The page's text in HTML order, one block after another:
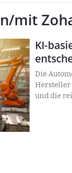
mit
KI-
Die
Hersteller
und die